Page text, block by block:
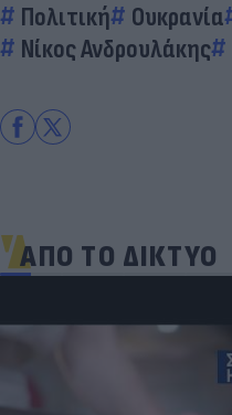
Πολιτική Ουκρανία
Νίκος Ανδρουλάκης
ΑΠΟ ΤΟ ΔΙΚΤΥΟ